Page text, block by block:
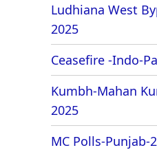
Ludhiana West
2025
Ceasefire -Indo-
Kumbh-Mahan
2025
MC Polls-Punjab-